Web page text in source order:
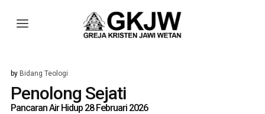
by Bidang Teologi
Penolong Sejati
Pancaran Air Hidup 28 Februari 2026